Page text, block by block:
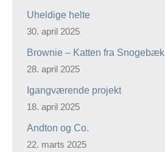
Uheldige helte
30. april 2025
Brownie – Katten fra Snogebæk
28. april 2025
Igangværende projekt
18. april 2025
Andton og Co.
22. marts 2025